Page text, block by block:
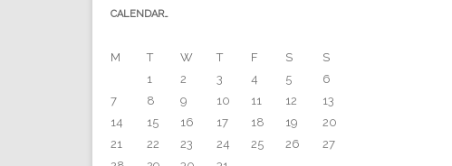
CALENDAR…
M T W T F S
S
1
2 3 4 5
6
7
8 9 10 11 12
13
14
15 16 17 18 19
20
21
22 23 24 25 26
27